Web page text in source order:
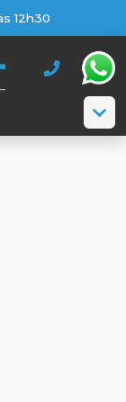
12h30